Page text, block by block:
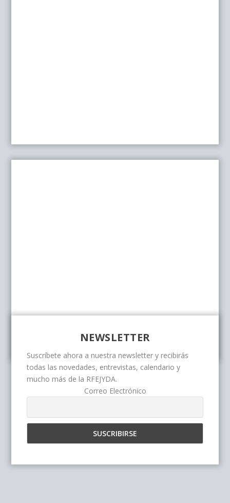
NEWSLETTER
Suscríbete ahora a nuestra newsletter y recibirás
todas las novedades, entrevistas, calendario y
mucho más de la RFEJYDA.
Correo Electrónico